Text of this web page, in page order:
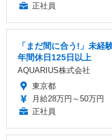
正社員
「まだ間に合う!」未経
年間休日125日以上
AQUARIUS株式会社
東京都
月給28万円～50万円
正社員